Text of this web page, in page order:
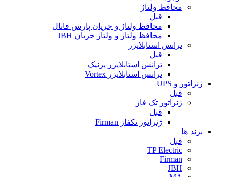
محافظ ولتاژ
قبل
محافظ ولتاژ و جریان پارس فانال
محافظ ولتاژ و ولتاژ جریان JBH
ترانس استابلایزر
قبل
ترانس استابلایزر پرنیک
ترانس استابلایزر Vortex
ژنراتور و UPS
قبل
ژنراتور تک فاز
قبل
ژنراتور تکفاز Firman
برند ها
قبل
TP Electric
Firman
JBH